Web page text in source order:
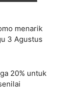
menarik
3 Agustus
20% untuk